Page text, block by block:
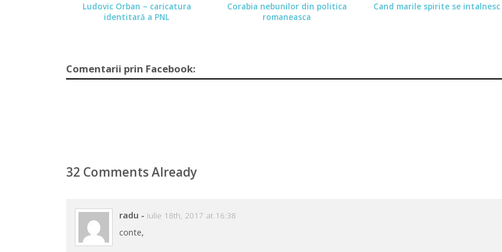
Ludovic Orban – caricatura
identitară a PNL
Corabia nebunilor din politica
romaneasca
Cand marile spirite se intalnesc
Comentarii prin Facebook:
32 Comments Already
radu - iulie 18th, 2017 at 16:38
conte,